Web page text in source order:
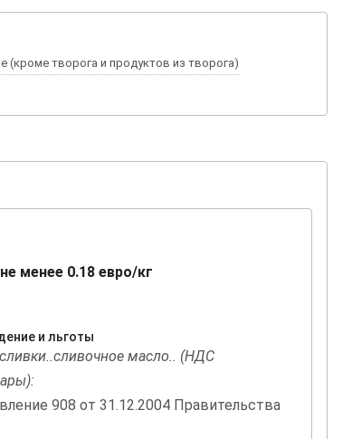
(кроме творога и продуктов из творога)
менее 0.18 евро/кг
и льготы
масло.. (НДС
908 от 31.12.2004 Правительства